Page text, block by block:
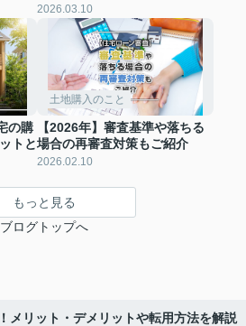
2026.03.10
の購
トと
土地購入のこと
【2026年】審査基準や落ちる
場合の再審査対策もご紹介
2026.02.10
もっと見る
ブログトップへ
メリット・デメリットや転用方法を解説